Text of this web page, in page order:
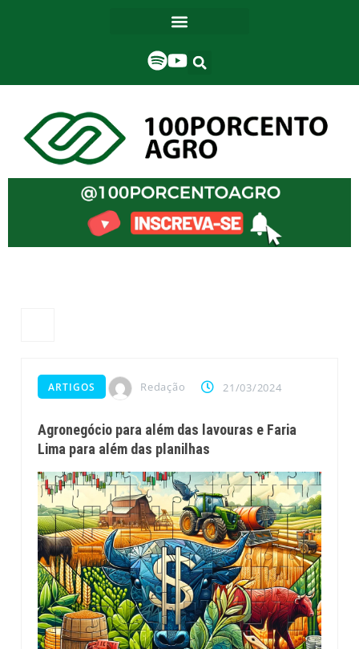
ARTIGOS Redação 21/03/2024
Agronegócio para além das lavouras e Faria
Lima para além das planilhas